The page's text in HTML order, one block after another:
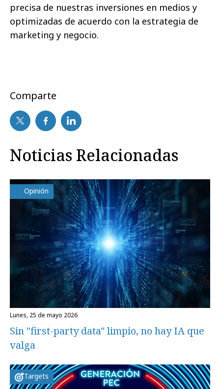
precisa de nuestras inversiones en medios y
optimizadas de acuerdo con la estrategia de
marketing y negocio.
Comparte
Noticias Relacionadas
Opinión
lunes, 25 de mayo 2026
Sin "first-party data" limpio, no hay IA que
valga
Targets